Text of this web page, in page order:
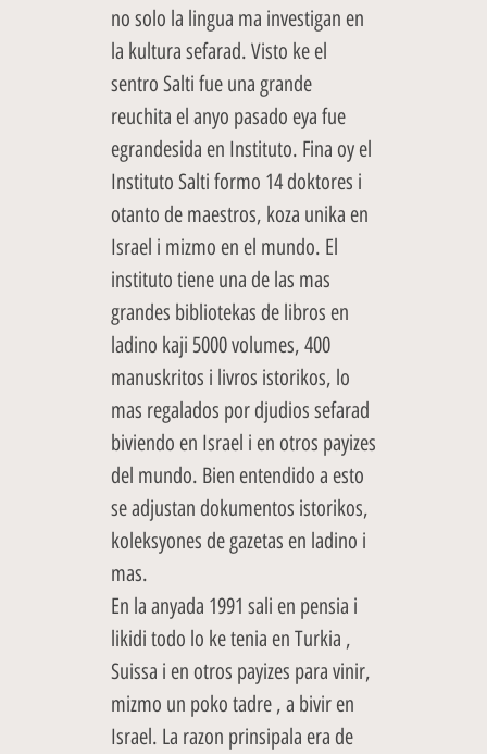
no solo la lingua ma investigan en
la kultura sefarad. Visto ke el
sentro Salti fue una grande
reuchita el anyo pasado eya fue
egrandesida en Instituto. Fina oy el
Instituto Salti formo 14 doktores i
otanto de maestros, koza unika en
Israel i mizmo en el mundo. El
instituto tiene una de las mas
grandes bibliotekas de libros en
ladino kaji 5000 volumes, 400
manuskritos i livros istorikos, lo
mas regalados por djudios sefarad
biviendo en Israel i en otros payizes
del mundo. Bien entendido a esto
se adjustan dokumentos istorikos,
koleksyones de gazetas en ladino i
mas.
En la anyada 1991 sali en pensia i
likidi todo lo ke tenia en Turkia ,
Suissa i en otros payizes para vinir,
mizmo un poko tadre , a bivir en
Israel. La razon prinsipala era de